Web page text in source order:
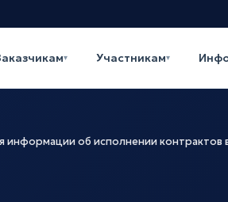
▾ Участникам▾
информации об исполнении контрактов